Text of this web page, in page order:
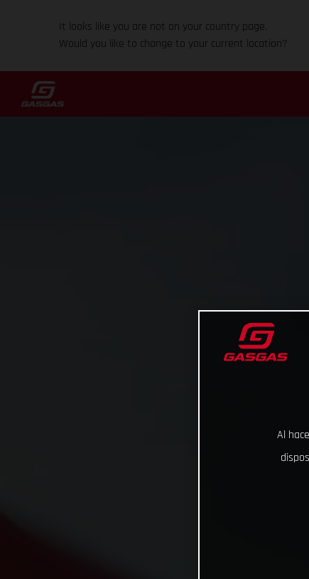
It looks like you are not on your country page.
Would you like to change to your current location?
Al